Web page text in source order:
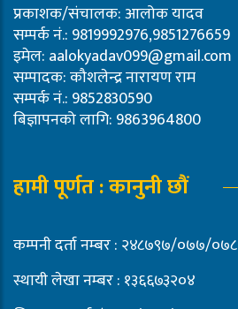
प्रकाशक/संचालक: आलोक यादव
सम्पर्क नं.: 9819992976,9851276659
इमेल: aalokyadav099@gmail.com
सम्पादक: कौशलेन्द्र नारायण राम
सम्पर्क नं.: 9852830590
बिज्ञापनको लागि: 9863964800
हामी पूर्णत : कानुनी छौं
कम्पनी दर्ता नम्बर : २४८७९७/०७७/०७८
स्थायी लेखा नम्बर : १३६६७३२०४